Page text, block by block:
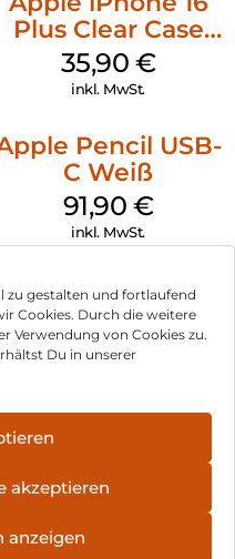
zu gestalten und fortlaufend
Cookies. Durch die weitere
Verwendung von Cookies zu.
Du in unserer
akzeptieren
anzeigen
Plus Clear Case
MagSafe
Transparent
35,90 €
inkl. MwSt.
Pencil USB-
C Weiß
91,90 €
inkl. MwSt.